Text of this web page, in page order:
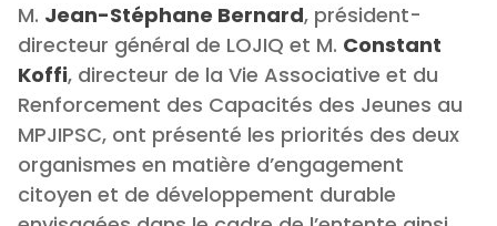
M. Jean-Stéphane Bernard, président-
directeur général de LOJIQ et M. Constant
Koffi, directeur de la Vie Associative et du
Renforcement des Capacités des Jeunes au
MPJIPSC, ont présenté les priorités des deux
organismes en matière d’engagement
citoyen et de développement durable